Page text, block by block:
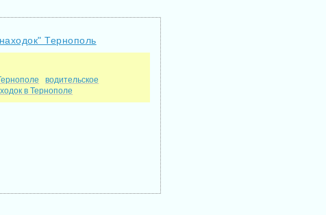
Тернополь
водительское
в Тернополе